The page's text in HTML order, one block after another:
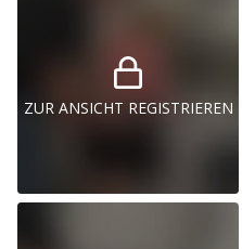
ZUR ANSICHT REGISTRIEREN